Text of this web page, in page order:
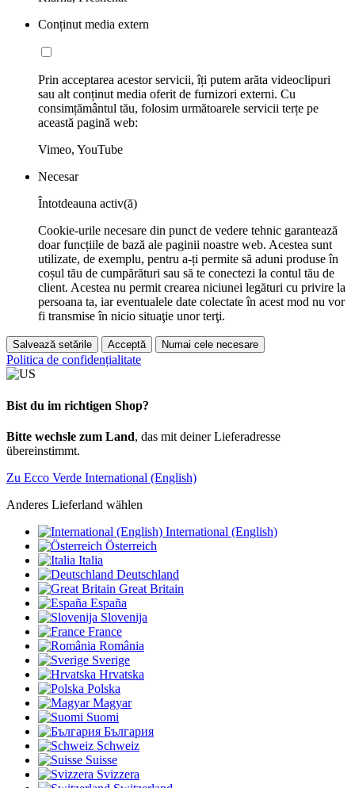
Conținut media extern
Prin acceptarea acestor servicii, îți putem arăta videoclipuri
sau alt conținut media oferit de furnizori externi. Cu
consimțământul tău, folosim următoarele servicii terțe pe
această pagină web:
Vimeo, YouTube
Necesar
Întotdeauna activ(ă)
Cookie-urile necesare din punct de vedere tehnic garantează
doar funcțiile de bază ale paginii noastre web. Acestea sunt
utilizate, de exemplu, pentru a-ți permite să aduni produse în
coșul tău de cumpărături sau să te conectezi la contul tău de
client. Acestea nu permit crearea niciunei legături cu privire la
persoana ta, iar eventualele date colectate în acest mod nu vor
fi transmise în nicio situaţie unor terţi.
Salvează setările Acceptă Numai cele necesare
Politica de confidențialitate
Bist du im richtigen Shop?
Bitte wechsle zum Land, das mit deiner Lieferadresse
übereinstimmt.
Zu Ecco Verde International (English)
Anderes Lieferland wählen
International (English)
Österreich
Italia
Deutschland
Great Britain
España
Slovenija
France
România
Sverige
Hrvatska
Polska
Magyar
Suomi
България
Schweiz
Suisse
Svizzera